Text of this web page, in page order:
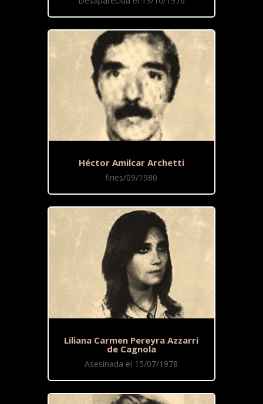
Héctor Amilcar Archetti
fines/09/1980
Liliana Carmen Pereyra Azzarri
de Cagnola
Asesinada el 15/07/1978